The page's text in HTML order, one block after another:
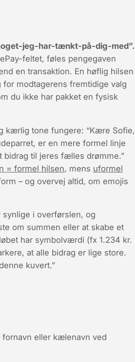
jeg-har-tænkt-på-dig-med”.
feltet, føles pengegaven
en transaktion. En høflig hilsen
modtagerens fremtidige valg
du ikke har pakket en fysisk
kærlig tone fungere: “Kære Sofie,
er en mere formel linje
bidrag til jeres fælles drømme.”
= formel hilsen, mens uformel
– og overvej altid, om emojis
i overførslen, og
om summen eller at skabe et
har symbolværdi (fx 1.234 kr.
at alle bidrag er lige store.
kuvert.”
fornavn eller kælenavn ved